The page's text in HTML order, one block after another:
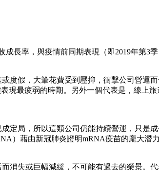
長率，與疫情前同期表現（即2019年第3
度假，大筆花費受到壓抑，衝擊公司營運
現最疲弱的時期。另外一個代表是，線上
局，所以這類公司仍能持續營運，只是
）藉由新冠肺炎證明mRNA疫苗的龐大潛
消失或巨幅減緩，不可能有過去的榮景。